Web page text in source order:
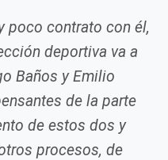
poco contrato con él,
deportiva va a
Baños y Emilio
de la parte
de estos dos y
procesos, de